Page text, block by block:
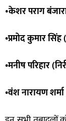
•केशर पराग
•प्रमोद कुमार
•मनीष परिहार
•वंश नारायण